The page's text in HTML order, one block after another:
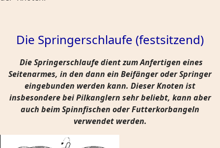
Die Springerschlaufe (festsitzend)
Die Springerschlaufe dient zum Anfertigen eines
Seitenarmes, in den dann ein Beifänger oder Springer
eingebunden werden kann. Dieser Knoten ist
insbesondere bei Pilkanglern sehr beliebt, kann aber
auch beim Spinnfischen oder Futterkorbangeln
verwendet werden.